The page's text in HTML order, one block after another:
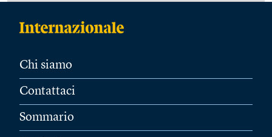
Chi siamo
Contattaci
Sommario